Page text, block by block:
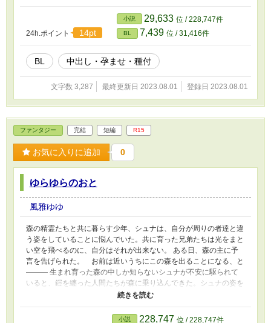
24h.ポイント 14pt
小説 29,633 位 / 228,747件
BL 7,439 位 / 31,416件
BL 中出し・孕ませ・種付
文字数 3,287 最終更新日 2023.08.01 登録日 2023.08.01
ファンタジー 完結 短編 R15
お気に入りに追加 0
ゆらゆらのおと
風雅ゆゆ
森の精霊たちと共に暮らす少年、シュナは、自分が周りの者達と違
う姿をしていることに悩んでいた。共に育った兄弟たちは光をまと
い空を飛べるのに、自分はそれが出来ない。 ある日、森の主に予
言を告げられた。 お前は近いうちにこの森を出ることになる、と
――― 生まれ育った森の中しか知らないシュナが不安に駆られて
いると、鎧を纏った人間たちが森に乗り込んできた。シュナの姿を
見た彼らは、森に迷い込んだ人間の子供だと思い込みシュナを森か
にて掲載していたものです。小説 228,747 位 / 228,747件